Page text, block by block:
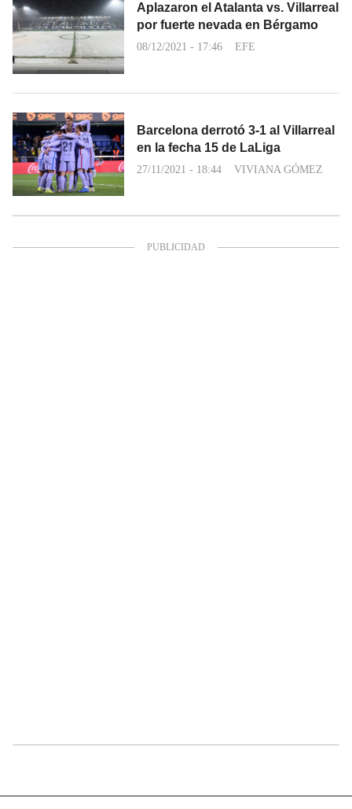
Aplazaron el Atalanta vs. Villarreal
por fuerte nevada en Bérgamo
08/12/2021 - 17:46 EFE
Barcelona derrotó 3-1 al Villarreal
en la fecha 15 de LaLiga
27/11/2021 - 18:44 VIVIANA GÓMEZ